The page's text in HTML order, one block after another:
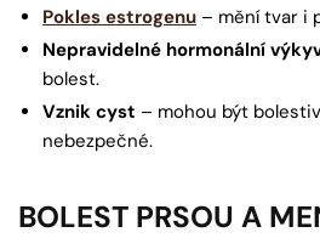
Pokles estrogenu – mění tvar i
Nepravidelné hormonální
bolest.
Vznik cyst – mohou být
nebezpečné.
BOLEST PRSOU A